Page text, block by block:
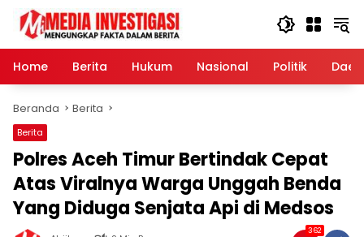
Langsung
konten
Home
Berita Hukum Nasional Politik
Beranda Berita
Berita
Polres Aceh Timur Bertindak Cepat
Atas Viralnya Warga Unggah Benda
Yang Diduga Senjata Api di Medsos
362